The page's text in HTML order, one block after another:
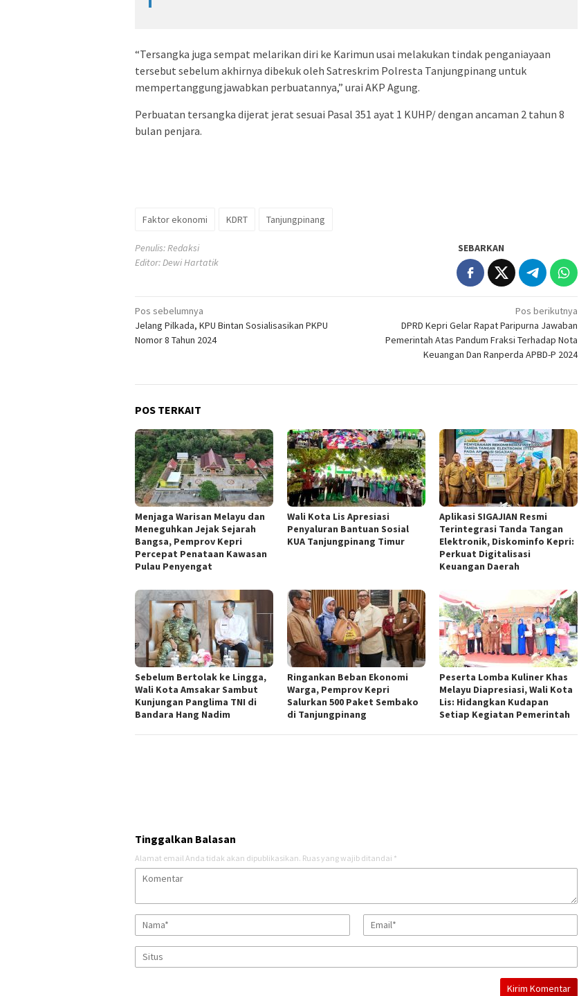
“Tersangka juga sempat melarikan diri ke Karimun usai melakukan tindak penganiayaan
tersebut sebelum akhirnya dibekuk oleh Satreskrim Polresta Tanjungpinang untuk
mempertanggungjawabkan perbuatannya,” urai AKP Agung.
Perbuatan tersangka dijerat jerat sesuai Pasal 351 ayat 1 KUHP/ dengan ancaman 2 tahun 8
bulan penjara.
Faktor ekonomi KDRT Tanjungpinang
Penulis: Redaksi
Editor: Dewi Hartatik
SEBARKAN
Navigasi
pos
Pos sebelumnya
Jelang Pilkada, KPU Bintan Sosialisasikan PKPU
Nomor 8 Tahun 2024
Pos berikutnya
DPRD Kepri Gelar Rapat Paripurna Jawaban
Pemerintah Atas Pandum Fraksi Terhadap Nota
Keuangan Dan Ranperda APBD-P 2024
POS TERKAIT
Menjaga Warisan Melayu dan
Meneguhkan Jejak Sejarah
Bangsa, Pemprov Kepri
Percepat Penataan Kawasan
Pulau Penyengat
Wali Kota Lis Apresiasi
Penyaluran Bantuan Sosial
KUA Tanjungpinang Timur
Aplikasi SIGAJIAN Resmi
Terintegrasi Tanda Tangan
Elektronik, Diskominfo Kepri:
Perkuat Digitalisasi
Keuangan Daerah
Sebelum Bertolak ke Lingga,
Wali Kota Amsakar Sambut
Kunjungan Panglima TNI di
Bandara Hang Nadim
Ringankan Beban Ekonomi
Warga, Pemprov Kepri
Salurkan 500 Paket Sembako
di Tanjungpinang
Peserta Lomba Kuliner Khas
Melayu Diapresiasi, Wali Kota
Lis: Hidangkan Kudapan
Setiap Kegiatan Pemerintah
Tinggalkan Balasan
Alamat email Anda tidak akan dipublikasikan. Ruas yang wajib ditandai *